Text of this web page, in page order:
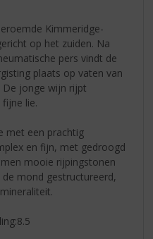
Kimmeridge-
op het zuiden. Na
pers vindt de
plaats op vaten van
De jonge wijn rijpt
lie.
met een prachtig
en fijn, met gedroogd
mooie rijpingstonen
mond gestructureerd,